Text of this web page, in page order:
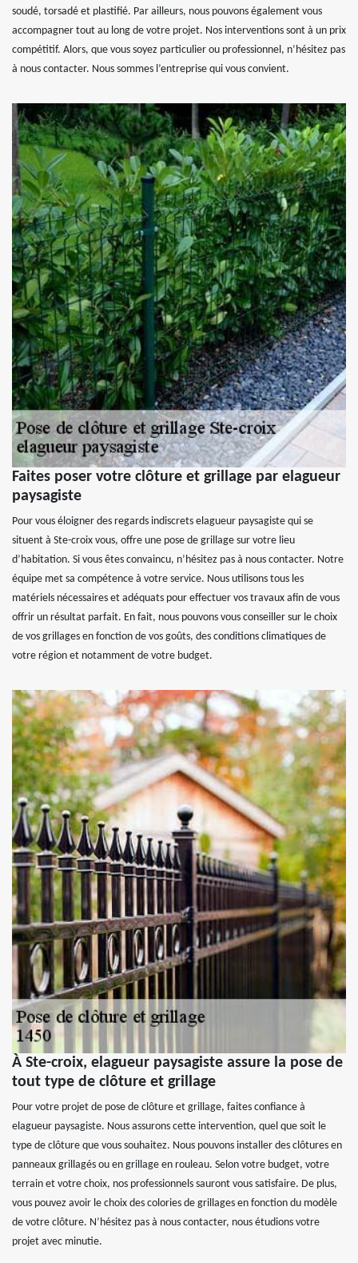
soudé, torsadé et plastifié. Par ailleurs, nous pouvons également vous
accompagner tout au long de votre projet. Nos interventions sont à un prix
compétitif. Alors, que vous soyez particulier ou professionnel, n’hésitez pas
à nous contacter. Nous sommes l’entreprise qui vous convient.
Faites poser votre clôture et grillage par elagueur
paysagiste
Pour vous éloigner des regards indiscrets elagueur paysagiste qui se
situent à Ste-croix vous, offre une pose de grillage sur votre lieu
d’habitation. Si vous êtes convaincu, n’hésitez pas à nous contacter. Notre
équipe met sa compétence à votre service. Nous utilisons tous les
matériels nécessaires et adéquats pour effectuer vos travaux afin de vous
offrir un résultat parfait. En fait, nous pouvons vous conseiller sur le choix
de vos grillages en fonction de vos goûts, des conditions climatiques de
votre région et notamment de votre budget.
À Ste-croix, elagueur paysagiste assure la pose de
tout type de clôture et grillage
Pour votre projet de pose de clôture et grillage, faites confiance à
elagueur paysagiste. Nous assurons cette intervention, quel que soit le
type de clôture que vous souhaitez. Nous pouvons installer des clôtures en
panneaux grillagés ou en grillage en rouleau. Selon votre budget, votre
terrain et votre choix, nos professionnels sauront vous satisfaire. De plus,
vous pouvez avoir le choix des colories de grillages en fonction du modèle
de votre clôture. N’hésitez pas à nous contacter, nous étudions votre
projet avec minutie.